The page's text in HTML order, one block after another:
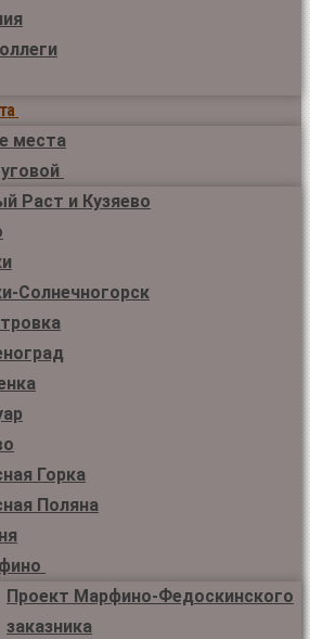
места
Раст и Кузяево
Солнечногорск
Горка
Поляна
Проект Марфино-Федоскинского
заказника